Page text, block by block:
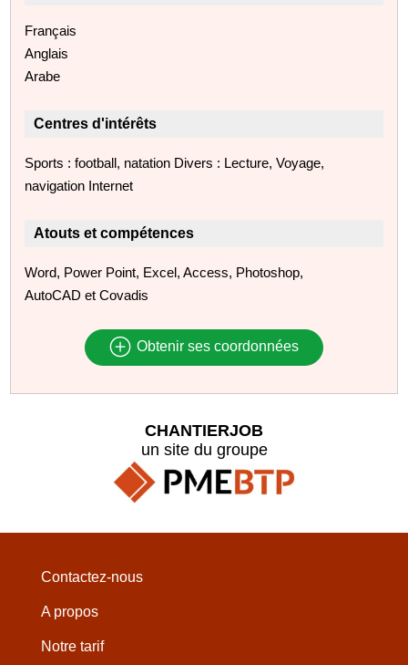
Français
Anglais
Arabe
Centres d'intérêts
Sports : football, natation Divers : Lecture, Voyage,
navigation Internet
Atouts et compétences
Word, Power Point, Excel, Access, Photoshop,
AutoCAD et Covadis
Obtenir ses coordonnées
CHANTIERJOB
un site du groupe
Contactez-nous
A propos
Notre tarif